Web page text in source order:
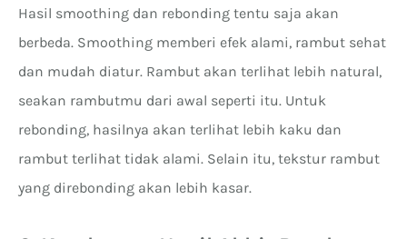
Hasil smoothing dan rebonding tentu saja akan
berbeda. Smoothing memberi efek alami, rambut sehat
dan mudah diatur. Rambut akan terlihat lebih natural,
seakan rambutmu dari awal seperti itu. Untuk
rebonding, hasilnya akan terlihat lebih kaku dan
rambut terlihat tidak alami. Selain itu, tekstur rambut
yang direbonding akan lebih kasar.